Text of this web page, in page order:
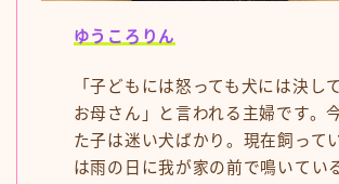
ゆうころりん
「子どもには怒っても犬には決し
お母さん」と言われる主婦です。
た子は迷い犬ばかり。現在飼って
は雨の日に我が家の前で鳴いてい